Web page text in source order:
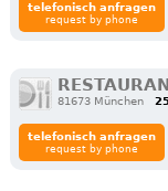
telefonisch anfragen
request by phone
81673 München
telefonisch anfragen
request by phone